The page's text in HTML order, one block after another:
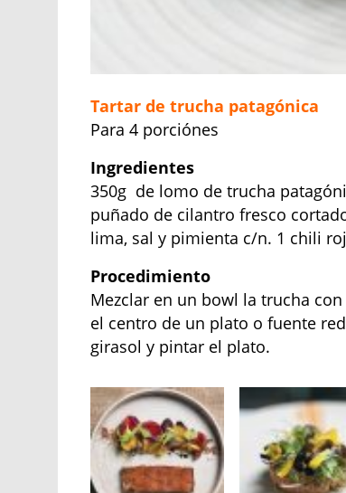
Tartar de trucha patagónica
Para 4 porciónes
Ingredientes
350g de lomo de trucha
puñado de cilantro fresco
lima, sal y pimienta c/n. 1 chili
Procedimiento
Mezclar en un bowl la trucha
el centro de un plato o fuente
girasol y pintar el plato.